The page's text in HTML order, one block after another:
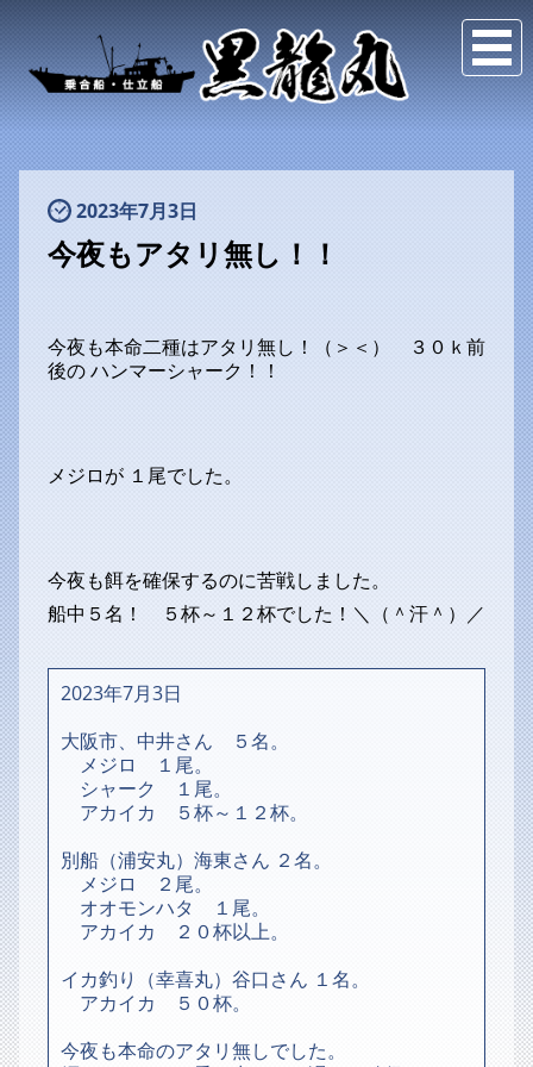
2023年7月3日
今夜もアタリ無し！！
今夜も本命二種はアタリ無し！（＞＜） ３０ｋ前
後の ハンマーシャーク！！
メジロが １尾でした。
今夜も餌を確保するのに苦戦しました。
船中５名！ ５杯～１２杯でした！＼（＾汗＾）／
2023年7月3日
大阪市、中井さん ５名。
メジロ １尾。
シャーク １尾。
アカイカ ５杯～１２杯。
別船（浦安丸）海東さん ２名。
メジロ ２尾。
オオモンハタ １尾。
アカイカ ２０杯以上。
イカ釣り（幸喜丸）谷口さん １名。
アカイカ ５０杯。
今夜も本命のアタリ無しでした。